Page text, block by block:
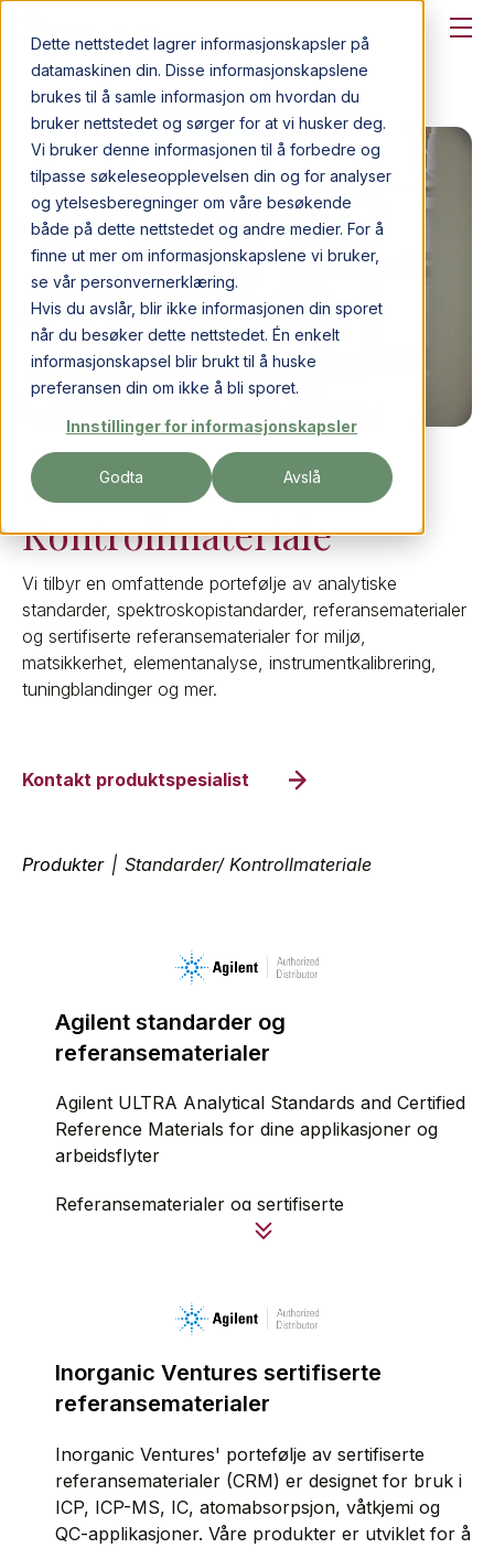
Dette nettstedet lagrer informasjonskapsler på
datamaskinen din. Disse informasjonskapslene
brukes til å samle informasjon om hvordan du
bruker nettstedet og sørger for at vi husker deg.
Vi bruker denne informasjonen til å forbedre og
tilpasse søkeleseopplevelsen din og for analyser
og ytelsesberegninger om våre besøkende
både på dette nettstedet og andre medier. For å
finne ut mer om informasjonskapslene vi bruker,
se vår personvernerklæring.
Hvis du avslår, blir ikke informasjonen din sporet
når du besøker dette nettstedet. Én enkelt
informasjonskapsel blir brukt til å huske
preferansen din om ikke å bli sporet.
Innstillinger for informasjonskapsler
Godta Avslå
Standarder/
Kontrollmateriale
Vi tilbyr en omfattende portefølje av analytiske
standarder, spektroskopistandarder, referansematerialer
og sertifiserte referansematerialer for miljø,
matsikkerhet, elementanalyse, instrumentkalibrering,
tuningblandinger og mer.
Kontakt produktspesialist
Produkter | Standarder/ Kontrollmateriale
Agilent standarder og
referansematerialer
Agilent ULTRA Analytical Standards and Certified
Reference Materials for dine applikasjoner og
arbeidsflyter
Referansematerialer og sertifiserte
referansematerialer er stoffer som er testet for å
kromatografistandardene er en kritisk komponent
i din applikasjonsarbeidsflyt, som omfatter
prøveforberedelse, instrumenter, kolonner,
forsyninger og tjenester. Riktigheten av analysen
avhenger av kvaliteten på referansematerialet
produsert til høyeste kvalitet i ISO 9001, ISO
17025 og 17034 akkrediterte fasiliteter for å sikre
nøyaktigheten av analysene.
Inorganic Ventures sertifiserte
referansematerialer
Inorganic Ventures' portefølje av sertifiserte
referansematerialer (CRM) er designet for bruk i
ICP, ICP-MS, IC, atomabsorpsjon, våtkjemi og
QC-applikasjoner. Våre produkter er utviklet for å